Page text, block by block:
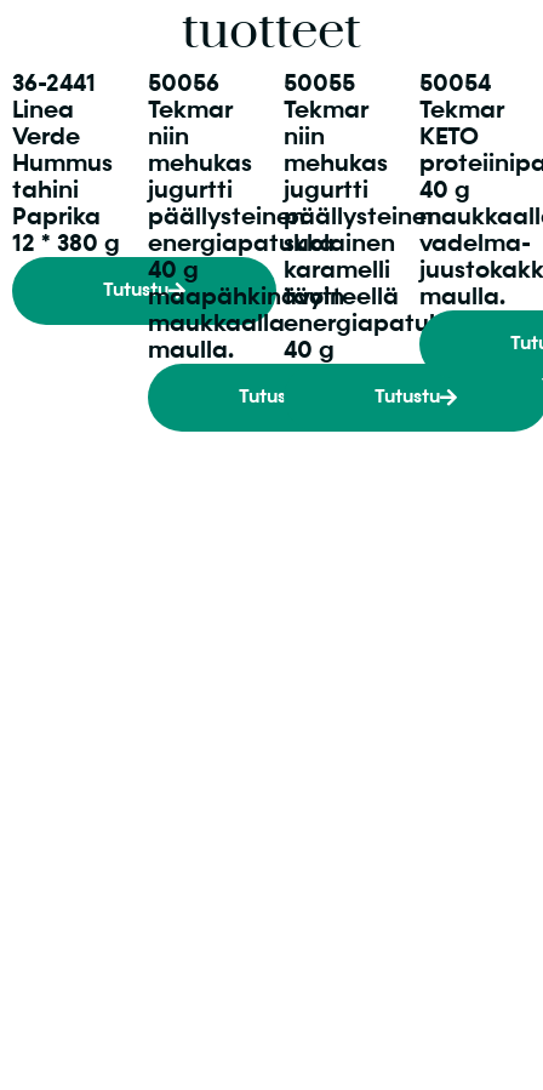
tuotteet
36-2441
Linea
Verde
Hummus
tahini
Paprika
12 * 380 g
Tutustu
50056
Tekmar
niin
mehukas
jugurtti
päällysteinen
energiapatukka
40 g
maapähkinävoin
maukkaalla
maulla.
Tutustu
50055
Tekmar
niin
mehukas
jugurtti
päällysteinen
suolainen
karamelli
täytteellä
energiapatukka
40 g
Tutustu
50054
Tekmar
KETO
40 g
vadelma-
maulla.